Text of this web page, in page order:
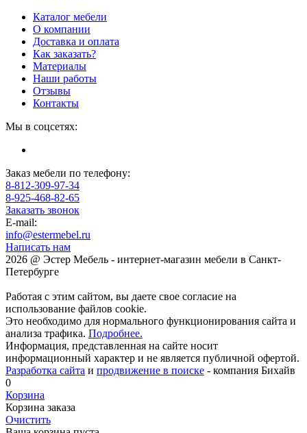
Каталог мебели
О компании
Доставка и оплата
Как заказать?
Материалы
Наши работы
Отзывы
Контакты
Мы в соцсетях:
Заказ мебели по телефону:
8-812-309-97-34
8-925-468-82-65
Заказать звонок
E-mail:
info@estermebel.ru
Написать нам
2026 @ Эстер Мебель - интернет-магазин мебели в Санкт-
Петербурге
Работая с этим сайтом, вы даете свое согласие на
использование файлов cookie.
Это необходимо для нормального функционирования сайта и
анализа трафика. Подробнее.
Информация, представленная на сайте носит
информационный характер и не является публичной офертой.
Разработка сайта и продвижение в поиске - компания Бихайв
0
Корзина
Корзина заказа
Очистить